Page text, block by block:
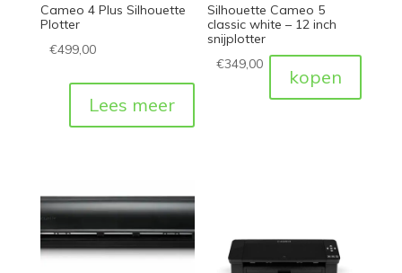
Cameo 4 Plus Silhouette
Plotter
€499,00
Lees meer
Silhouette Cameo 5
classic white – 12 inch
snijplotter
€349,00
kopen